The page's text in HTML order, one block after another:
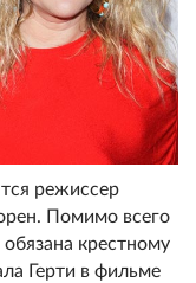
режиссер
Помимо всего
крестному
Герти в фильме